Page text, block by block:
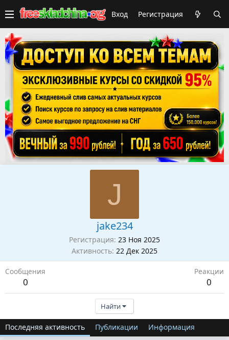
Вход Регистрация
J
jake234
Регистрация 23 Ноя 2025
Активность 22 Дек 2025
Сообщения
0
Реакции
0
Найти
Последняя активность Публикации Информация